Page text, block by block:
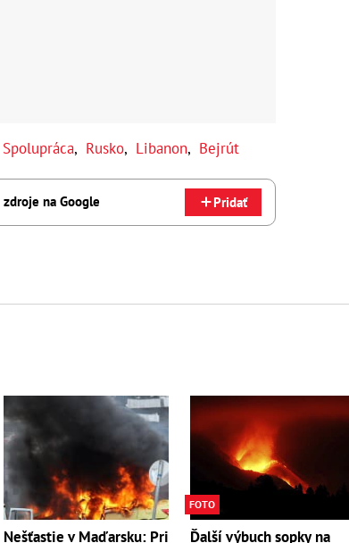
Spolupráca, Rusko, Libanon, Bejrút
na Google Pridať
Nešťastie v Maďarsku: Pri
FOTO
Ďalší výbuch sopky na